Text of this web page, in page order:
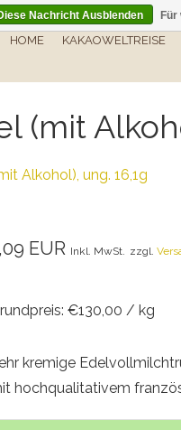
HOME KAKAOWELTREISE
(mit
Alkohol), ung. 16,1g
EUR Inkl. MwSt. zzgl.
€130,00 / kg
kremige
hochqualitativem
Nachricht Ausblenden